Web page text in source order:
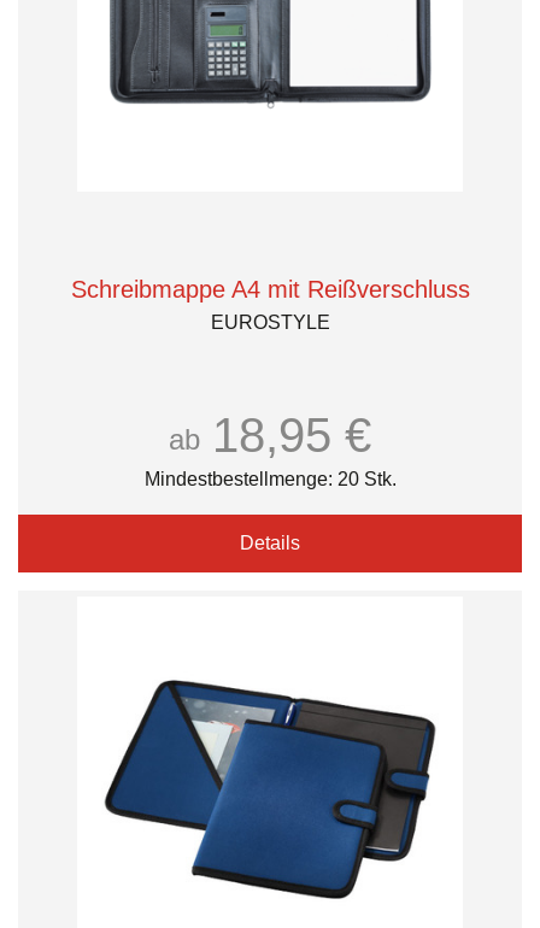
Schreibmappe A4 mit Reißverschluss
EUROSTYLE
ab 18,95 €
Mindestbestellmenge: 20 Stk.
Details